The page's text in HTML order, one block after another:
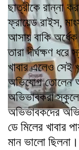
ছাত্রীকে রান্না
ফ্রায়েড রাইস,
আসায় বাকি
তারা দীর্ঘক্ষণ
খাবার এলেও সেই
অভিযোগ তোলেন
অভিভাবকরা
অভিভাবকদের
ডে মিলের খাবার
মান ভালো